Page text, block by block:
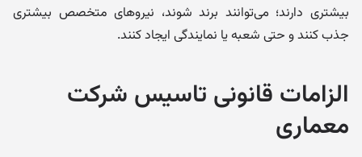
بیشتری دارند؛ می‌توانند برند شوند، نیروهای متخصص بیشتری
جذب کنند و حتی شعبه یا نمایندگی ایجاد کنند.
الزامات قانونی تاسیس شرکت
معماری